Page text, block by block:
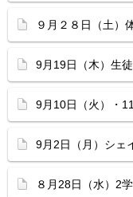
９月２８日（土）
9月19日（木）生
9月10日（火）・
9月2日（月）シェ
８月28日（水）2